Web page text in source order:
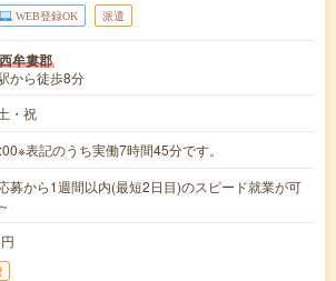
WEB登録OK 派遣
牟婁郡
から徒歩8分
・祝
表記のうち実働7時間45分です。
募から1週間以内(最短2日目)のスピード就業が可